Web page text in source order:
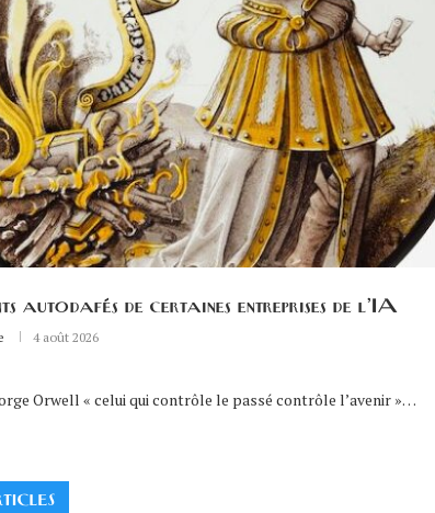
autodafés de certaines entreprises de l’IA
4 août 2026
Orwell « celui qui contrôle le passé contrôle l’avenir »…